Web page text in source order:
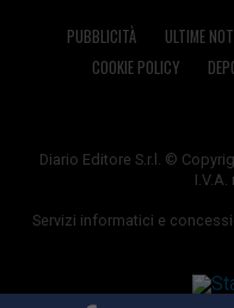
PUBBLICITÀ ULTIME
COOKIE POLICY
Diario Editore S.r.l. ©
Servizi informatici e